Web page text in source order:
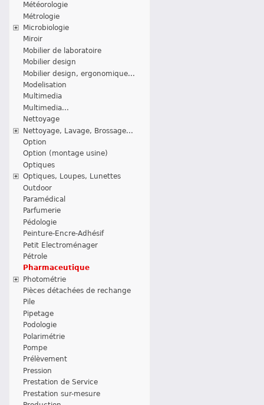
Météorologie
Métrologie
Microbiologie
Miroir
Mobilier de laboratoire
Mobilier design
Mobilier design, ergonomique...
Modelisation
Multimedia
Multimedia...
Nettoyage
Nettoyage, Lavage, Brossage...
Option
Option (montage usine)
Optiques
Optiques, Loupes, Lunettes
Outdoor
Paramédical
Parfumerie
Pédologie
Peinture-Encre-Adhésif
Petit Electroménager
Pétrole
Pharmaceutique
Photométrie
Pièces détachées de rechange
Pile
Pipetage
Podologie
Polarimétrie
Pompe
Prélèvement
Pression
Prestation de Service
Prestation sur-mesure